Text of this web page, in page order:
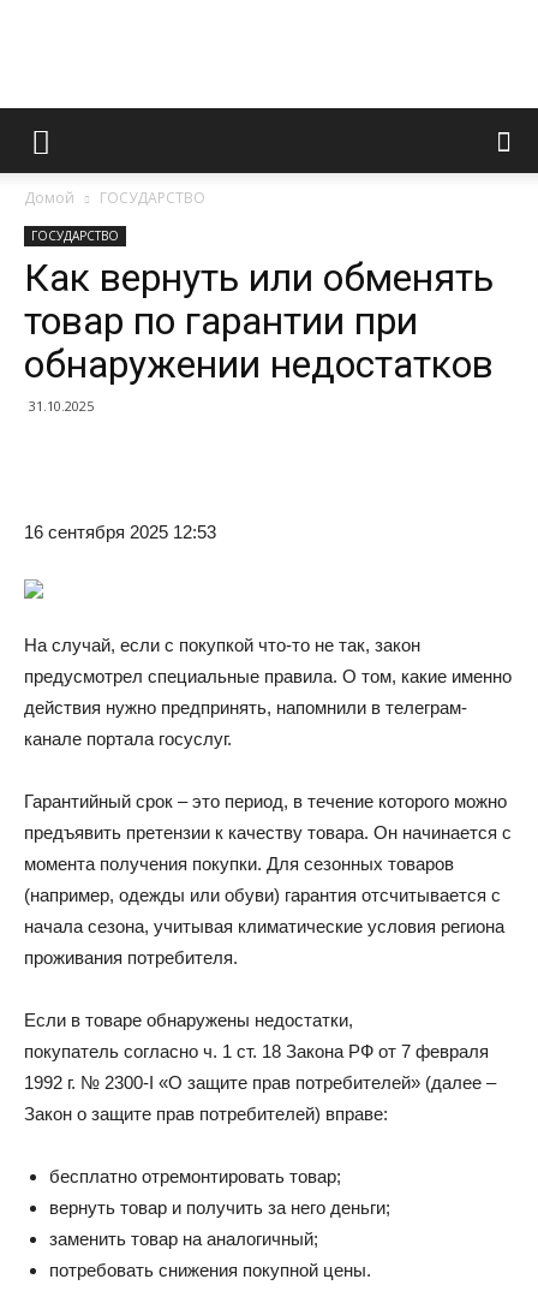
Информационно
портал
Домой ГОСУДАРСТВО
ГОСУДАРСТВО
Как вернуть или обменять
товар по гарантии при
обнаружении недостатков
31.10.2025
16 сентября 2025 12:53
На случай, если с покупкой что-то не так, закон
предусмотрел специальные правила. О том, какие именно
действия нужно предпринять, напомнили в телеграм-
канале портала госуслуг.
Гарантийный срок – это период, в течение которого можно
предъявить претензии к качеству товара. Он начинается с
момента получения покупки. Для сезонных товаров
(например, одежды или обуви) гарантия отсчитывается с
начала сезона, учитывая климатические условия региона
проживания потребителя.
Если в товаре обнаружены недостатки,
покупатель согласно ч. 1 ст. 18 Закона РФ от 7 февраля
1992 г. № 2300-I «О защите прав потребителей» (далее –
Закон о защите прав потребителей) вправе:
бесплатно отремонтировать товар;
вернуть товар и получить за него деньги;
заменить товар на аналогичный;
потребовать снижения покупной цены.